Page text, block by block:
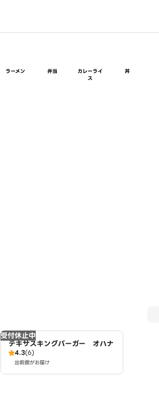
ラーメン 弁当
カレーライ
ス
丼
受付休止中
テキサスキングバーガー オハナ
4.3(6)
出前館がお届け